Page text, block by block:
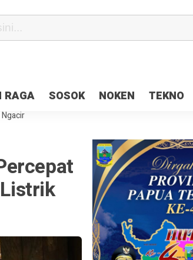
RAGA SOSOK NOKEN TEKNO
Sejuk Polri di Deklarasi Pemilu Ceria Tanah Papua
Cair 10 Persen, Deposit Kas Daerah Rp23 Miliar